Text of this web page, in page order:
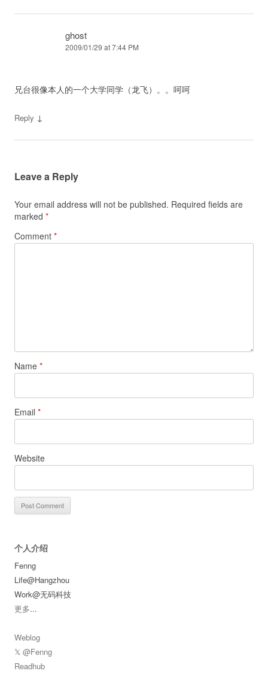
ghost
2009/01/29 at 7:44 PM
兄台很像本人的一个大学同学（龙飞）。。呵呵
Reply ↓
Leave a Reply
Your email address will not be published. Required fields are
marked *
Comment *
Name *
Email *
Website
个人介绍
Fenng
Life@Hangzhou
Work@无码科技
更多...
Weblog
𝕏 @Fenng
Readhub